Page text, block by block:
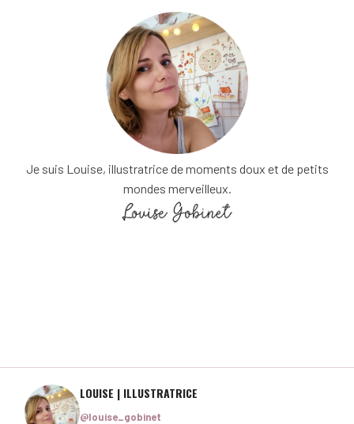
Je suis Louise, illustratrice de moments doux et de petits
mondes merveilleux.
LOUISE | ILLUSTRATRICE
@louise_gobinet